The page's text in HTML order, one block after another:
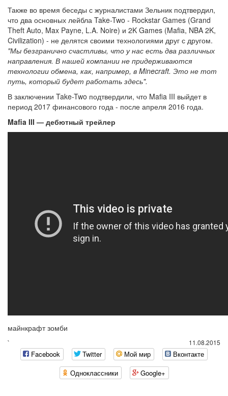
Также во время беседы с журналистами Зельник подтвердил,
что два основных лейбла Take-Two - Rockstar Games (Grand
Theft Auto, Max Payne, L.A. Noire) и 2K Games (Mafia, NBA 2K,
Civilization) - не делятся своими технологиями друг с другом.
"Мы безгранично счастливы, что у нас есть два различных
направления. В нашей компании не придерживаются
технологии обмена, как, например, в Minecraft. Это не тот
путь, который будет работать здесь".
В заключении Take-Two подтвердили, что Mafia III выйдет в
период 2017 финансового года - после апреля 2016 года.
Mafia III — дебютный трейлер
майнкрафт зомби
11.08.2015
`
Facebook Twitter Мой мир
Вконтакте
Одноклассники
Google+